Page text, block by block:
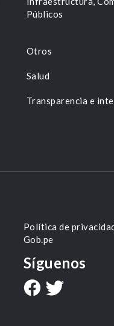
Públicos
Otros
Salud
Transparencia e
Política de
Gob.pe
Síguenos